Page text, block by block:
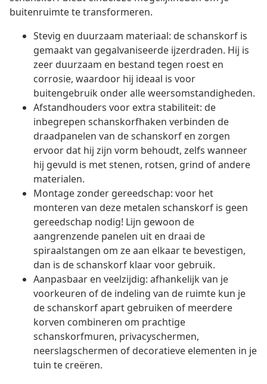
buitenruimte te transformeren.
Stevig en duurzaam materiaal: de schanskorf is
gemaakt van gegalvaniseerde ijzerdraden. Hij is
zeer duurzaam en bestand tegen roest en
corrosie, waardoor hij ideaal is voor
buitengebruik onder alle weersomstandigheden.
Afstandhouders voor extra stabiliteit: de
inbegrepen schanskorfhaken verbinden de
draadpanelen van de schanskorf en zorgen
ervoor dat hij zijn vorm behoudt, zelfs wanneer
hij gevuld is met stenen, rotsen, grind of andere
materialen.
Montage zonder gereedschap: voor het
monteren van deze metalen schanskorf is geen
gereedschap nodig! Lijn gewoon de
aangrenzende panelen uit en draai de
spiraalstangen om ze aan elkaar te bevestigen,
dan is de schanskorf klaar voor gebruik.
Aanpasbaar en veelzijdig: afhankelijk van je
voorkeuren of de indeling van de ruimte kun je
de schanskorf apart gebruiken of meerdere
korven combineren om prachtige
schanskorfmuren, privacyschermen,
neerslagschermen of decoratieve elementen in je
tuin te creëren.